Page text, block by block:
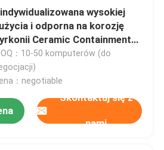
wysokiej
i odporna na korozję
Ceramic Containment
dla zastosowań o wysokiej
：10-50 komputerów (do
：negotiable
Skontaktuj się z
nami